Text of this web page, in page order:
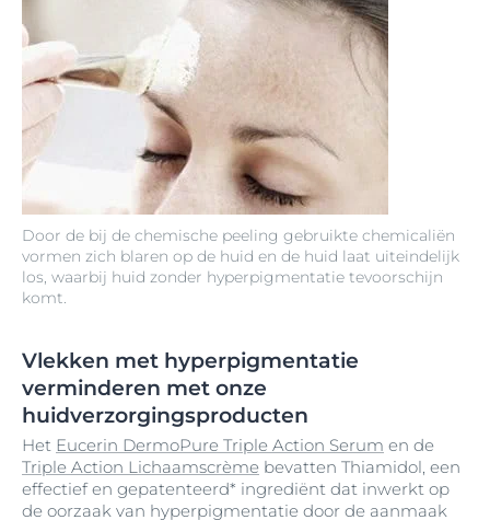
Door de bij de chemische peeling gebruikte chemicaliën
vormen zich blaren op de huid en de huid laat uiteindelijk
los, waarbij huid zonder hyperpigmentatie tevoorschijn
komt.
Vlekken met hyperpigmentatie
verminderen met onze
huidverzorgingsproducten
Het Eucerin DermoPure Triple Action Serum en de
Triple Action Lichaamscrème bevatten Thiamidol, een
effectief en gepatenteerd* ingrediënt dat inwerkt op
de oorzaak van hyperpigmentatie door de aanmaak